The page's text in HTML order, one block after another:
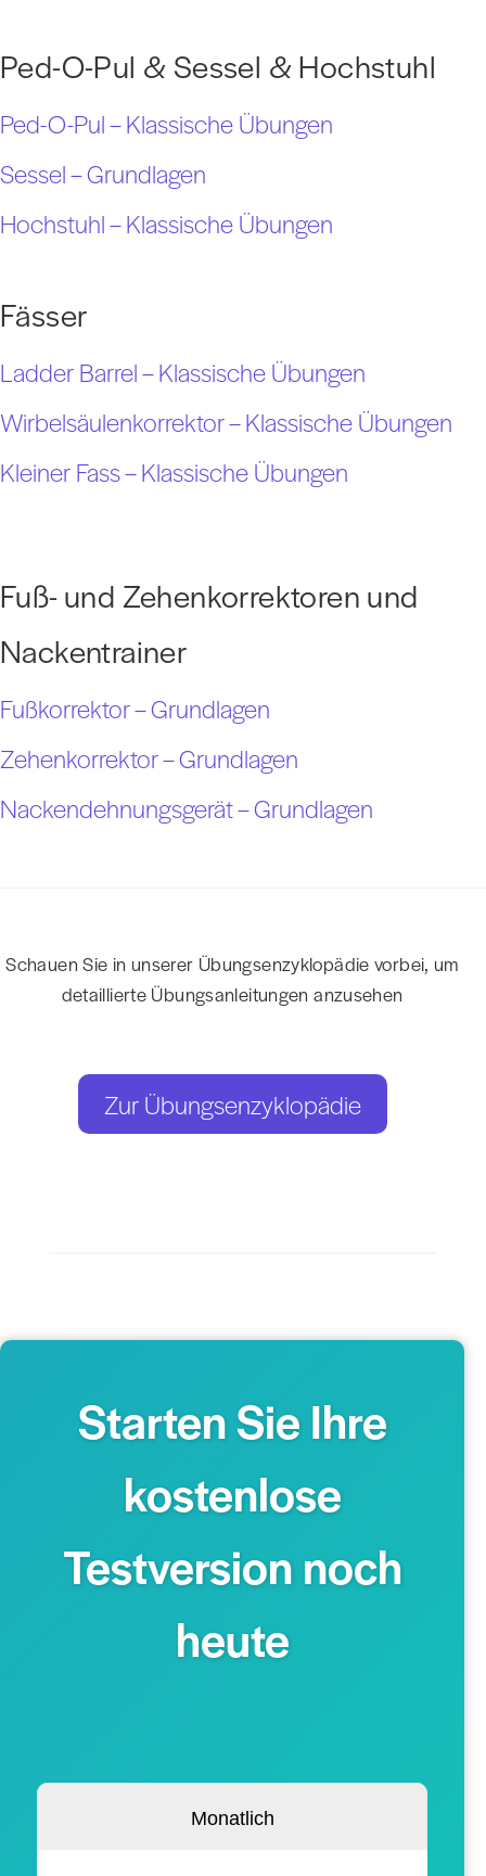
Ped-O-Pul & Sessel & Hochstuhl
Ped-O-Pul – Klassische Übungen
Sessel – Grundlagen
Hochstuhl – Klassische Übungen
Fässer
Ladder Barrel – Klassische Übungen
Wirbelsäulenkorrektor – Klassische Übungen
Kleiner Fass – Klassische Übungen
Fuß- und Zehenkorrektoren und
Nackentrainer
Fußkorrektor – Grundlagen
Zehenkorrektor – Grundlagen
Nackendehnungsgerät – Grundlagen
Schauen Sie in unserer Übungsenzyklopädie vorbei, um
detaillierte Übungsanleitungen anzusehen
Zur Übungsenzyklopädie
Starten Sie Ihre
kostenlose
Testversion noch
heute
Monatlich